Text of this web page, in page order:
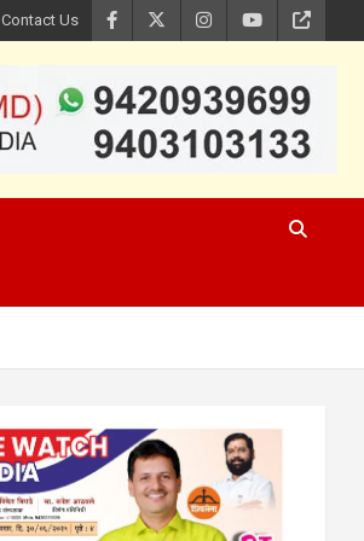
Contact Us